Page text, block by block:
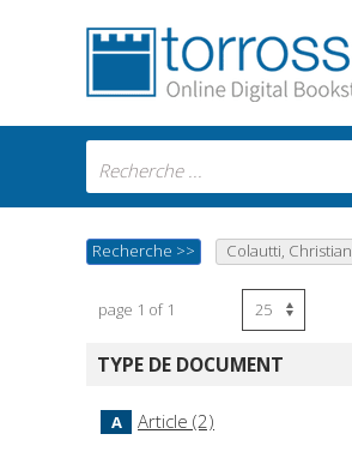
Recherche >> Colautti, Christian
page 1 of 1
TYPE DE DOCUMENT
A Article (2)